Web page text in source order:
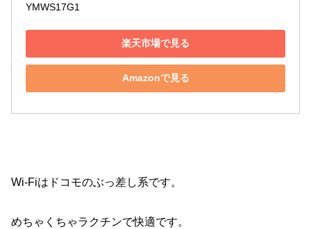
YMWS17G1
楽天市場で見る
Amazonで見る
Wi-Fiはドコモのぶっ差し系です。
めちゃくちゃラクチンで快適です。